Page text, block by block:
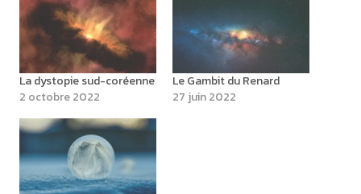
La dystopie sud-coréenne
2 octobre 2022
Le Gambit du Renard
27 juin 2022